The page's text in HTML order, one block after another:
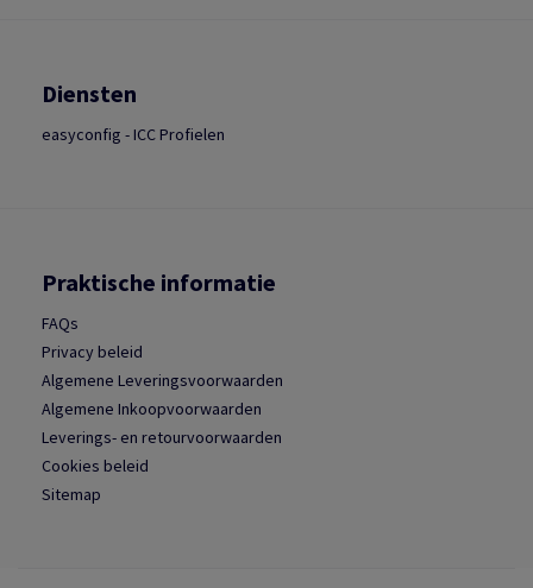
Diensten
easyconfig - ICC Profielen
Praktische informatie
FAQs
Privacy beleid
Algemene Leveringsvoorwaarden
Algemene Inkoopvoorwaarden
Leverings- en retourvoorwaarden
Cookies beleid
Sitemap